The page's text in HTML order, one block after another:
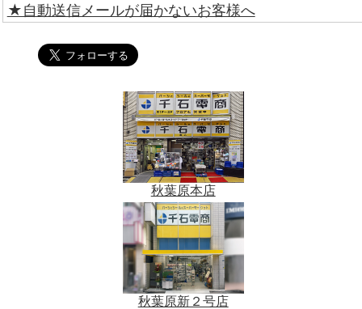
★自動送信メールが届かないお客様へ
秋葉原本店
秋葉原新２号店